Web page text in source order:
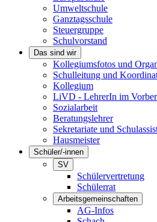
Umweltschule
Ganztagsschule
Steuergruppe
Schulvorstand
Das sind wir
Kollegiumsfotos und
Schulleitung und
Kollegium
LiVD - LehrerIn im
Sozialarbeit
Beratungslehrer
Sekretariate und
Hausmeister
Schüler/-innen
SV
Schülervertretung
Schülerrat
Arbeitsgemeinschaften
AG-Infos